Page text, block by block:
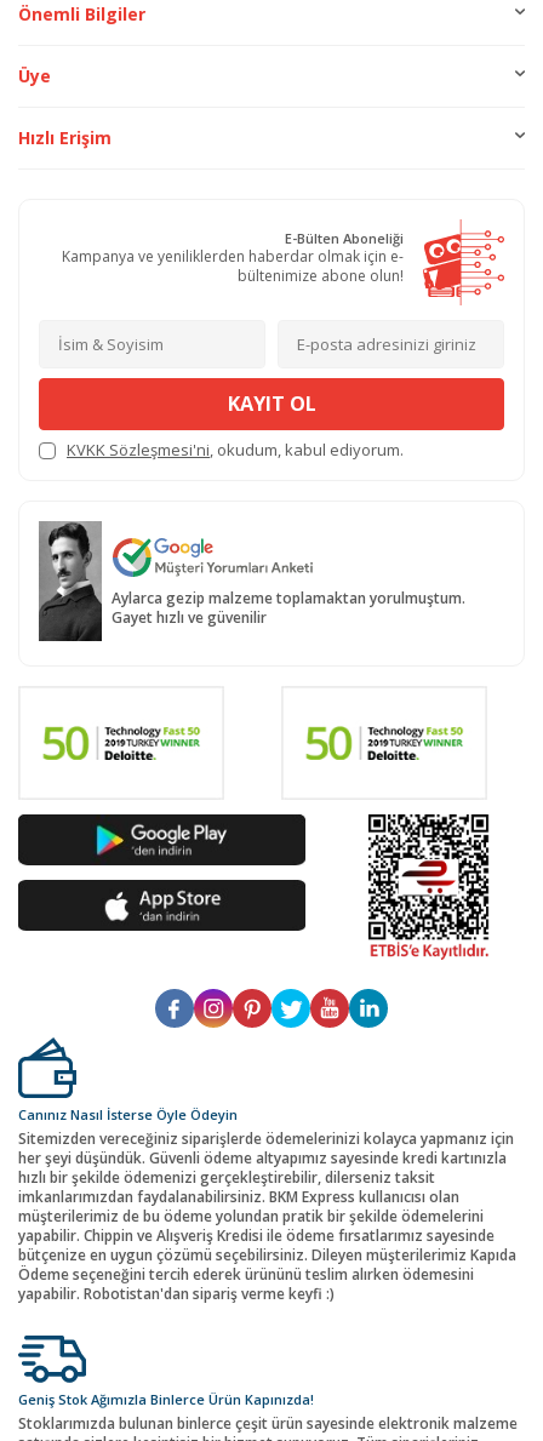
Önemli Bilgiler
Üye
Hızlı Erişim
E-Bülten Aboneliği
Kampanya ve yeniliklerden haberdar olmak için e-
bültenimize abone olun!
KAYIT OL
KVKK Sözleşmesi'ni, okudum, kabul ediyorum.
Aylarca gezip malzeme toplamaktan yorulmuştum.
Gayet hızlı ve güvenilir
Canınız Nasıl İsterse Öyle Ödeyin
Sitemizden vereceğiniz siparişlerde ödemelerinizi kolayca yapmanız için
her şeyi düşündük. Güvenli ödeme altyapımız sayesinde kredi kartınızla
hızlı bir şekilde ödemenizi gerçekleştirebilir, dilerseniz taksit
imkanlarımızdan faydalanabilirsiniz. BKM Express kullanıcısı olan
müşterilerimiz de bu ödeme yolundan pratik bir şekilde ödemelerini
yapabilir. Chippin ve Alışveriş Kredisi ile ödeme fırsatlarımız sayesinde
bütçenize en uygun çözümü seçebilirsiniz. Dileyen müşterilerimiz Kapıda
Ödeme seçeneğini tercih ederek ürününü teslim alırken ödemesini
yapabilir. Robotistan'dan sipariş verme keyfi :)
Geniş Stok Ağımızla Binlerce Ürün Kapınızda!
Stoklarımızda bulunan binlerce çeşit ürün sayesinde elektronik malzeme